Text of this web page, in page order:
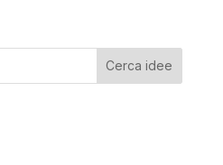
Cerca idee